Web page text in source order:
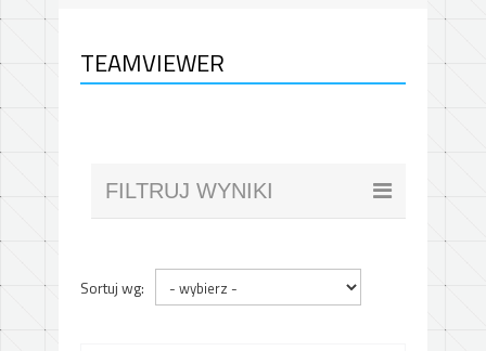
TEAMVIEWER
FILTRUJ WYNIKI
Sortuj wg: